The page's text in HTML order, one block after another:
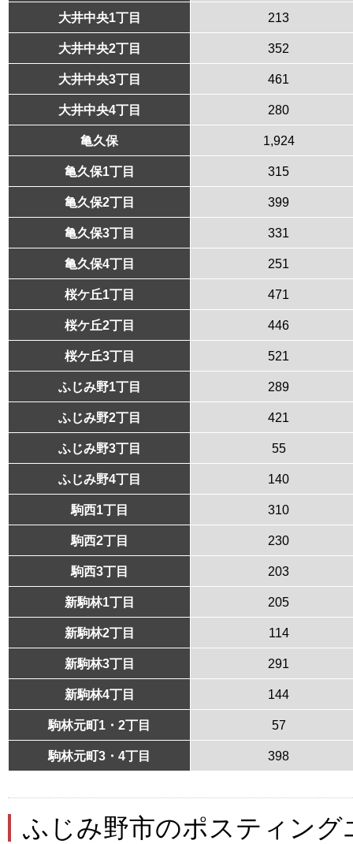
大井中央1丁目 213
大井中央2丁目 352
大井中央3丁目 461
大井中央4丁目 280
亀久保 1,924
亀久保1丁目 315
亀久保2丁目 399
亀久保3丁目 331
亀久保4丁目 251
桜ケ丘1丁目 471
桜ケ丘2丁目 446
桜ケ丘3丁目 521
ふじみ野1丁目 289
ふじみ野2丁目 421
ふじみ野3丁目 55
ふじみ野4丁目 140
駒西1丁目 310
駒西2丁目 230
駒西3丁目 203
新駒林1丁目 205
新駒林2丁目 114
新駒林3丁目 291
新駒林4丁目 144
駒林元町1・2丁目 57
駒林元町3・4丁目 398
ふじみ野市のポスティング